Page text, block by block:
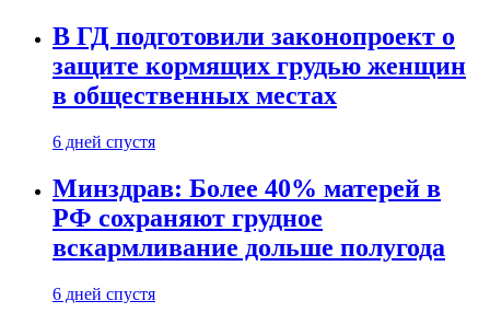
В ГД подготовили законопроект о
защите кормящих грудью женщин
в общественных местах
6 дней спустя
Минздрав: Более 40% матерей в
РФ сохраняют грудное
вскармливание дольше полугода
6 дней спустя